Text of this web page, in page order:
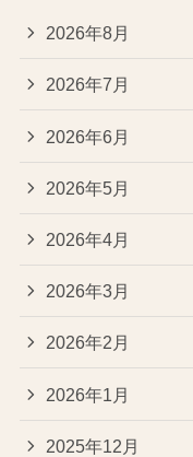
2026年8月
2026年7月
2026年6月
2026年5月
2026年4月
2026年3月
2026年2月
2026年1月
2025年12月